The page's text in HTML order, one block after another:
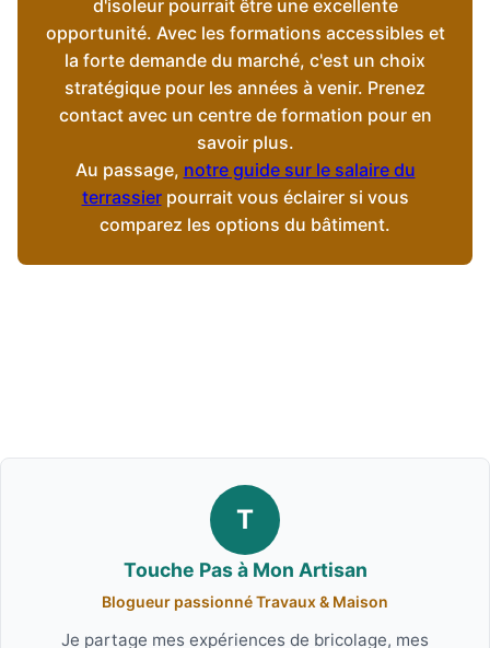
d'isoleur pourrait être une excellente
opportunité. Avec les formations accessibles et
la forte demande du marché, c'est un choix
stratégique pour les années à venir. Prenez
contact avec un centre de formation pour en
savoir plus.
Au passage, notre guide sur le salaire du
terrassierpourrait vous éclairer si vous
comparez les options du bâtiment.
T
Touche Pas à Mon Artisan
Blogueur passionné Travaux & Maison
Je partage mes expériences de bricolage, mes